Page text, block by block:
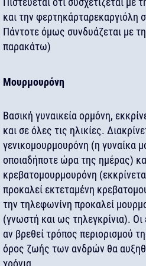
και την φερτηκάρταρεκαργιόλη
Πάντοτε όμως συνδυάζεται με
παρακάτω)
Μουρμουρόνη
Βασική γυναικεία ορμόνη,
και σε όλες τις ηλικίες.
γενικομουρμουρόνη (η γυναίκα
οποιαδήποτε ώρα της ημέρας)
κρεβατομουρμουρόνη
προκαλεί εκτεταμένη
την τηλεφωνίνη προκαλεί
(γνωστή και ως τηλεγκρίνια). Οι
αν βρεθεί τρόπος περιορισμού
όρος ζωής των ανδρών θα
χρόνια.